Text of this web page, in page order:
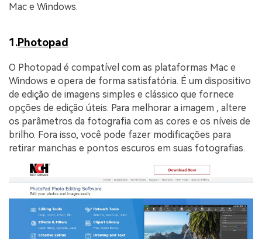
Mac e Windows.
1.Photopad
O Photopad é compatível com as plataformas Mac e
Windows e opera de forma satisfatória. É um dispositivo
de edição de imagens simples e clássico que fornece
opções de edição úteis. Para melhorar a imagem , altere
os parâmetros da fotografia com as cores e os níveis de
brilho. Fora isso, você pode fazer modificações para
retirar manchas e pontos escuros em suas fotografias.